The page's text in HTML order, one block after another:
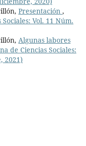
Presentación ,
Vol. 11 Núm.
Algunas labores
de Ciencias Sociales:
2021)